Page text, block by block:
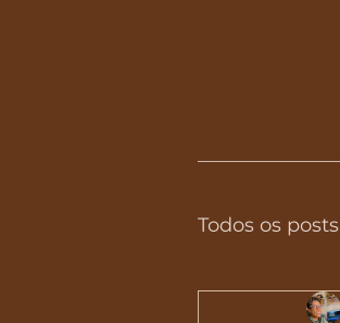
Todos os posts